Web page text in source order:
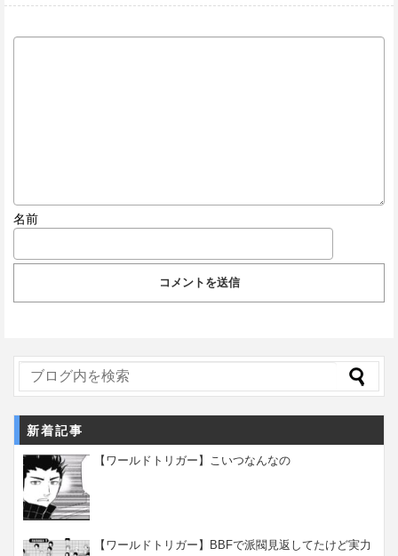
名前
新着記事
【ワールドトリガー】こいつなんなの
【ワールドトリガー】BBFで派閥見返してたけど実力